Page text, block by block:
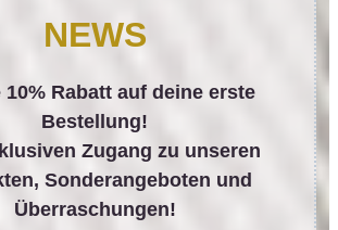
NEWS
10% Rabatt auf deine erste
Bestellung!
Zugang zu unseren
Sonderangeboten und
Überraschungen!